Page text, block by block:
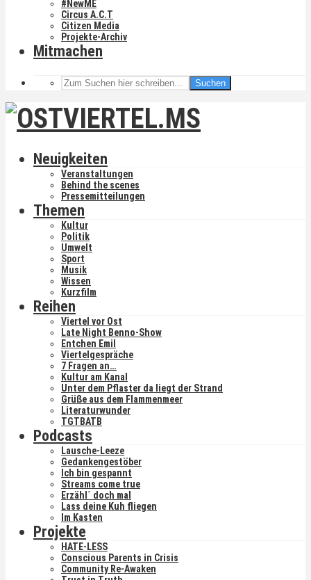
#NewME
Circus A.C.T
Citizen Media
Projekte-Archiv
Mitmachen
Suchen
Neuigkeiten
Veranstaltungen
Behind the scenes
Pressemitteilungen
Themen
Kultur
Politik
Umwelt
Sport
Musik
Wissen
Kurzfilm
Reihen
Viertel vor Ost
Late Night Benno-Show
Entchen Emil
Viertelgespräche
7 Fragen an…
Kultur am Kanal
Unter dem Pflaster da liegt der Strand
Grüße aus dem Flammenmeer
Literaturwunder
TGTBATB
Podcasts
Lausche-Leeze
Gedankengestöber
Ich bin gespannt
Streams come true
Erzähl´ doch mal
Lass deine Kuh fliegen
Im Kasten
Projekte
HATE-LESS
Conscious Parents in Crisis
Community Re-Awaken